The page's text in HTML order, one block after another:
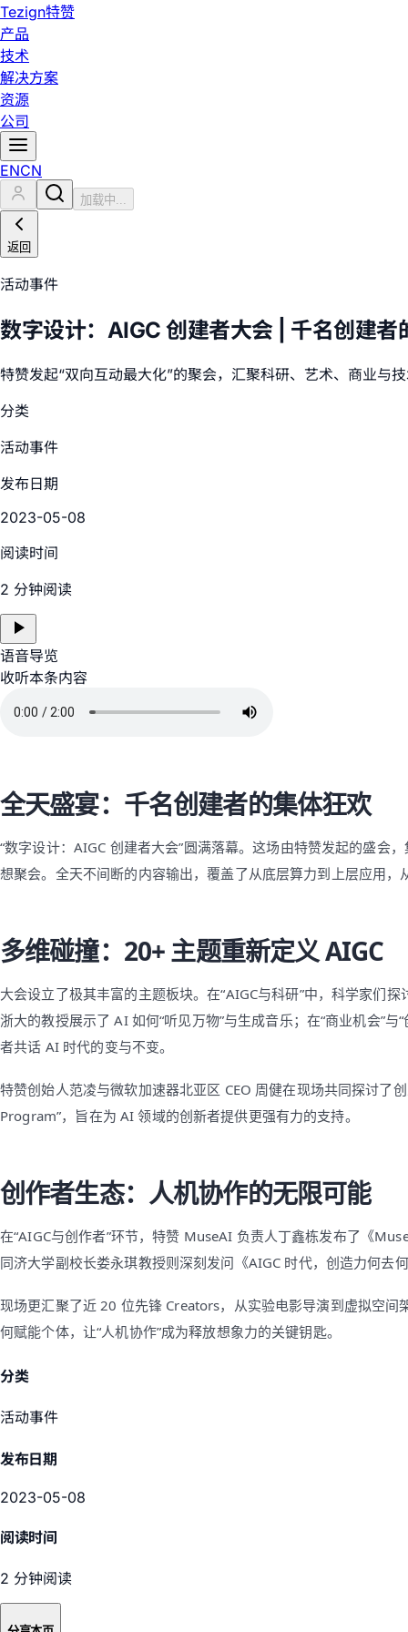
Tezign特赞
产品
技术
解决方案
资源
公司
ENCN
加载中...
返回
活动事件
数字设计：AIGC 创建者大会 | 千名创建者
特赞发起“双向互动最大化”的聚会，汇聚科研、艺术、商业与
分类
活动事件
发布日期
2023-05-08
阅读时间
2 分钟阅读
语音导览
收听本条内容
全天盛宴：千名创建者的集体狂欢
“数字设计：AIGC 创建者大会”圆满落幕。这场由特赞发起的盛会
想聚会。全天不间断的内容输出，覆盖了从底层算力到上层应用
多维碰撞：20+ 主题重新定义 AIGC
大会设立了极其丰富的主题板块。在“AIGC与科研”中，科学家们
浙大的教授展示了 AI 如何“听见万物”与生成音乐；在“商业机会”
者共话 AI 时代的变与不变。
特赞创始人范凌与微软加速器北亚区 CEO 周健在现场共同探讨了
Program”，旨在为 AI 领域的创新者提供更强有力的支持。
创作者生态：人机协作的无限可能
在“AIGC与创作者”环节，特赞 MuseAI 负责人丁鑫栋发布了《
同济大学副校长娄永琪教授则深刻发问《AIGC 时代，创造力何去
现场更汇聚了近 20 位先锋 Creators，从实验电影导演到虚拟空
何赋能个体，让“人机协作”成为释放想象力的关键钥匙。
分类
活动事件
发布日期
2023-05-08
阅读时间
2 分钟阅读